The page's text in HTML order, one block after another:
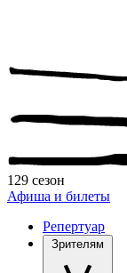
129 сезон
Афиша и билеты
Репертуар
Зрителям